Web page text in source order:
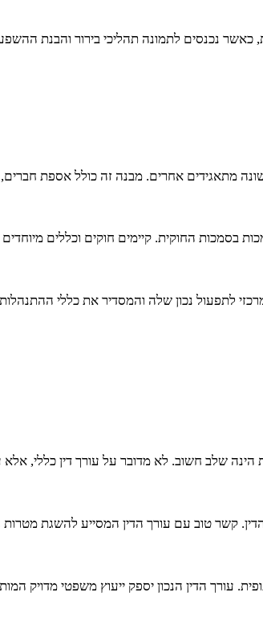
כאשר נכנסים לתמונה תהליכי בירור והבנת
מתאגידים אחרים. מבנה זה כולל אספת
בסמכות החוקית. קיימים חוקים וכללים
לתפעול נכון שלה והמסדיר את כללי
שלב חשוב. לא מדובר על עורך דין כללי,
קשר טוב עם עורך הדין המסייע להשגת
הדין הנכון יספק ייעוץ משפטי מדויק